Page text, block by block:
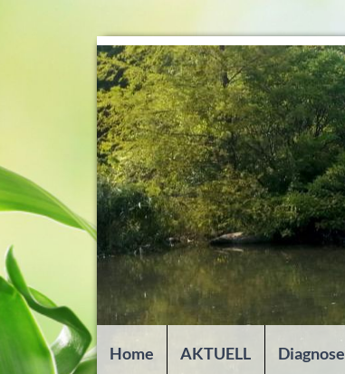
Home AKTUELL Diagnose